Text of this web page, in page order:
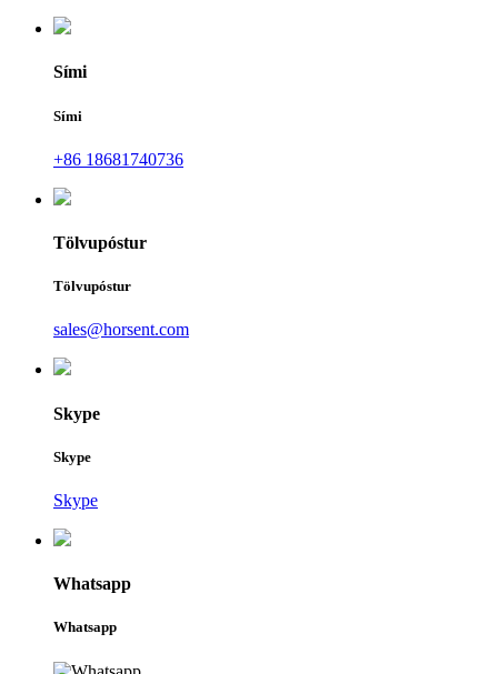
Sími
Sími
+86 18681740736
Tölvupóstur
Tölvupóstur
sales@horsent.com
Skype
Skype
Skype
Whatsapp
Whatsapp